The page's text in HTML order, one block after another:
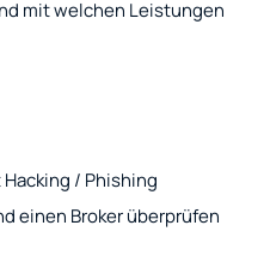
mit welchen Leistungen
/ Phishing
einen Broker überprüfen